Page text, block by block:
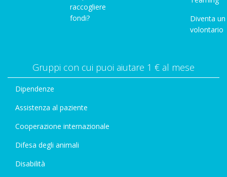
raccogliere
fondi?
Diventa un
volontario
Gruppi con cui puoi aiutare 1 € al mese
Dipendenze
Assistenza al paziente
Cooperazione internazionale
Difesa degli animali
Disabilità